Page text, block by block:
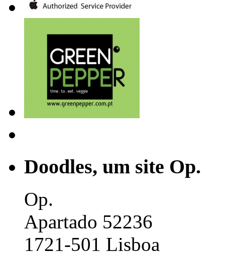
Doodles, um site Op.
Op.
Apartado 52236
1721-501 Lisboa